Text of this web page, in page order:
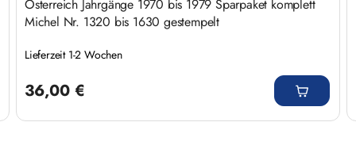
Österreich Jahrgänge 1970 bis 1979 Sparpaket komplett
Michel Nr. 1320 bis 1630 gestempelt
Lieferzeit 1-2 Wochen
36,00 €